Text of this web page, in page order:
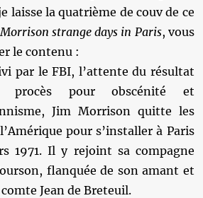
laisse la quatrième de couv de ce
strange days in Paris, vous
le contenu :
par le FBI, l’attente du résultat
procès pour obscénité et
Jim Morrison quitte les
pour s’installer à Paris
1971. Il y rejoint sa compagne
flanquée de son amant et
Jean de Breteuil.